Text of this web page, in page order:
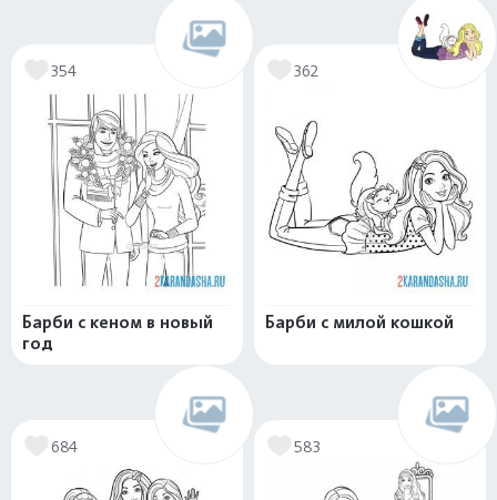
354
Барби с кеном в новый
год
362
Барби с милой кошкой
684 583